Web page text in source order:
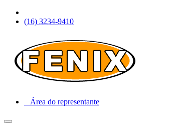
(16) 3234-9410
Área do representante